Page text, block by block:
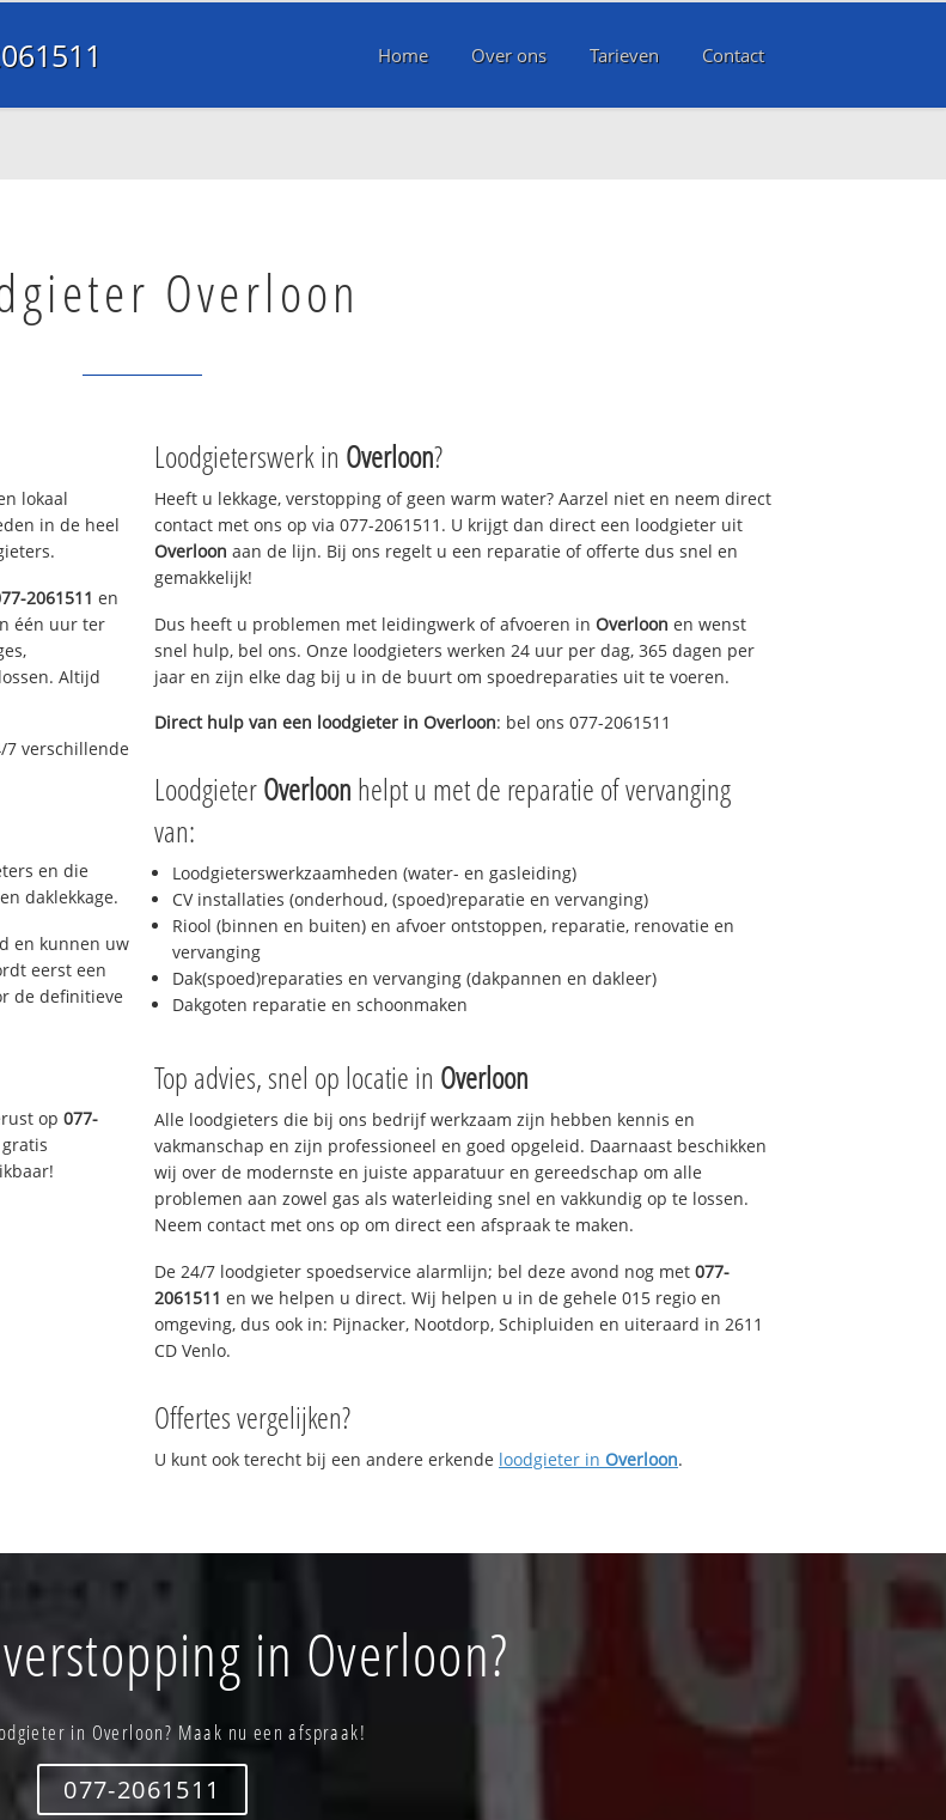
Home Over ons Tarieven Contact
Overloon
lokaal
in de heel
2061511 en
één uur ter
Altijd
7 verschillende
en die
daklekkage.
en kunnen uw
eerst een
de definitieve
op077-
Loodgieterswerk in Overloon?
Heeft u lekkage, verstopping of geen warm water? Aarzel niet en neem direct
contact met ons op via 077-2061511. U krijgt dan direct een loodgieter uit
Overloon aan de lijn. Bij ons regelt u een reparatie of offerte dus snel en
gemakkelijk!
Dus heeft u problemen met leidingwerk of afvoeren in Overloon en wenst
snel hulp, bel ons. Onze loodgieters werken 24 uur per dag, 365 dagen per
jaar en zijn elke dag bij u in de buurt om spoedreparaties uit te voeren.
Direct hulp van een loodgieter in Overloon: bel ons 077-2061511
LoodgieterOverloon helpt u met de reparatie of vervanging
van:
Loodgieterswerkzaamheden (water- en gasleiding)
CV installaties (onderhoud, (spoed)reparatie en vervanging)
Riool (binnen en buiten) en afvoer ontstoppen, reparatie, renovatie en
vervanging
Dak(spoed)reparaties en vervanging (dakpannen en dakleer)
Dakgoten reparatie en schoonmaken
Top advies, snel op locatie in Overloon
Alle loodgieters die bij ons bedrijf werkzaam zijn hebben kennis en
vakmanschap en zijn professioneel en goed opgeleid. Daarnaast beschikken
wij over de modernste en juiste apparatuur en gereedschap om alle
problemen aan zowel gas als waterleiding snel en vakkundig op te lossen.
Neem contact met ons op om direct een afspraak te maken.
De 24/7 loodgieter spoedservice alarmlijn; bel deze avond nog met 077-
2061511 en we helpen u direct. Wij helpen u in de gehele 015 regio en
omgeving, dus ook in: Pijnacker, Nootdorp, Schipluiden en uiteraard in 2611
CD Venlo.
Offertes vergelijken?
U kunt ook terecht bij een andere erkende loodgieter in Overloon.
in Overloon?
in Overloon? Maak nu een afspraak!
077-2061511